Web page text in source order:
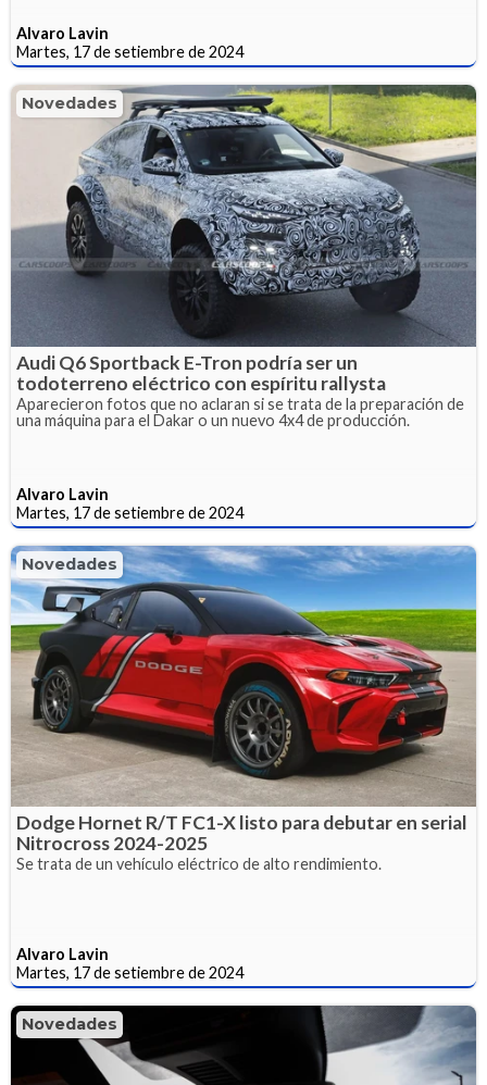
Alvaro Lavin
Martes, 17 de setiembre de 2024
Novedades
Audi Q6 Sportback E-Tron podría ser un
todoterreno eléctrico con espíritu rallysta
Aparecieron fotos que no aclaran si se trata de la preparación de
una máquina para el Dakar o un nuevo 4x4 de producción.
Alvaro Lavin
Martes, 17 de setiembre de 2024
Novedades
Dodge Hornet R/T FC1-X listo para debutar en serial
Nitrocross 2024-2025
Se trata de un vehículo eléctrico de alto rendimiento.
Alvaro Lavin
Martes, 17 de setiembre de 2024
Novedades